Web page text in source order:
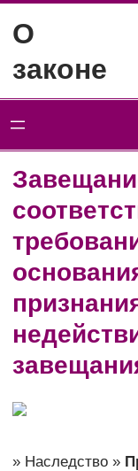
содержимому
О
законе
» Наследство »